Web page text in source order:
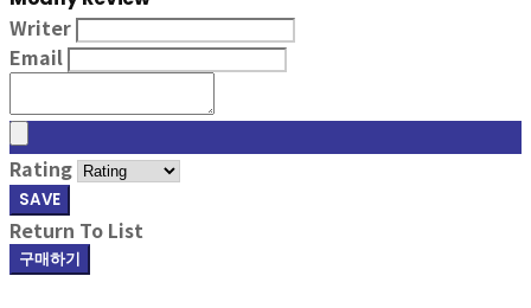
Writer
Email
Rating
SAVE
Return To List
구매하기